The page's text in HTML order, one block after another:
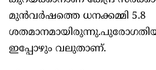
മുന്‍വര്‍ഷത്തെ ധനക്കമ്മി 5.8
ഇപ്പോഴും വലുതാണ്.